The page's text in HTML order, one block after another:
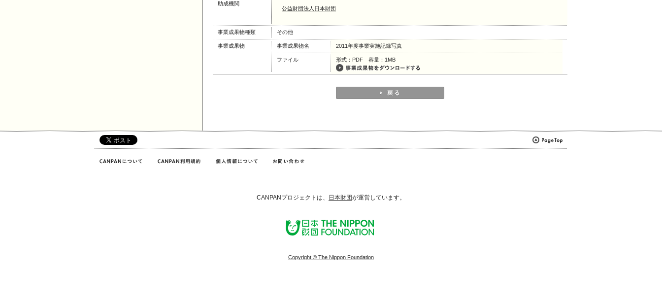
助成機関
公益財団法人日本財団
事業成果物種類 その他
事業成果物 事業成果物名 2011年度事業実施記録写真
ファイル 形式：PDF 容量：1MB
CANPANプロジェクトは、 日本財団が運営しています。
Copyright © The Nippon Foundation